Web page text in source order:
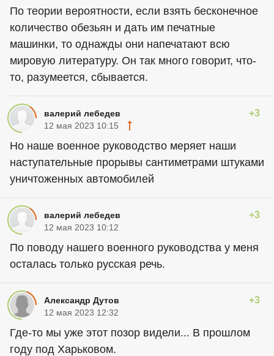
По теории вероятности, если взять бесконечное
количество обезьян и дать им печатные
машинки, то однажды они напечатают всю
мировую литературу. Он так много говорит, что-
то, разумеется, сбывается.
валерий лебедев +3
12 мая 2023 10:15
Но наше военное руководство меряет наши
наступательные прорывы сантиметрами штуками
уничтоженных автомобилей
валерий лебедев +3
12 мая 2023 10:12
По поводу нашего военного руководства у меня
осталась только русская речь.
Александр Дутов +3
12 мая 2023 12:32
Где-то мы уже этот позор видели... В прошлом
году под Харьковом.